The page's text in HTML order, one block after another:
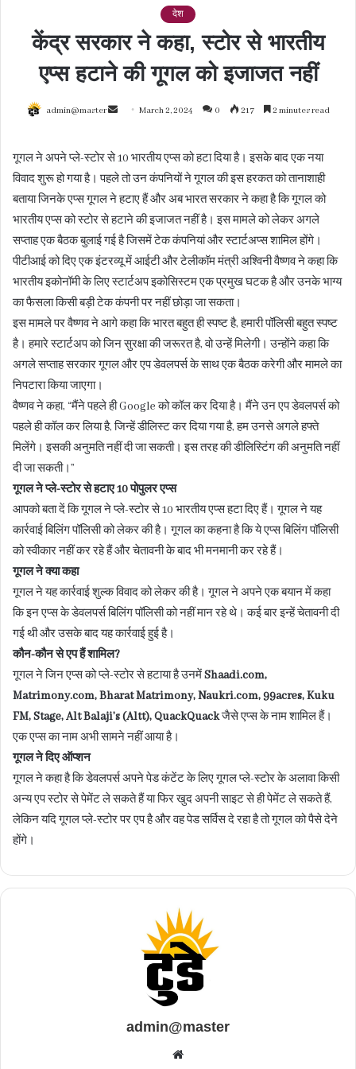
देश
केंद्र सरकार ने कहा, स्टोर से भारतीय
एप्स हटाने की गूगल को इजाजत नहीं
admin@master
Send March 2, 2024 0 217 2 minutes read
गूगल ने अपने प्ले-स्टोर से 10 भारतीय एप्स को हटा दिया है। इसके बाद एक नया
विवाद शुरू हो गया है। पहले तो उन कंपनियों ने गूगल की इस हरकत को तानाशाही
बताया जिनके एप्स गूगल ने हटाए हैं और अब भारत सरकार ने कहा है कि गूगल को
भारतीय एप्स को स्टोर से हटाने की इजाजत नहीं है। इस मामले को लेकर अगले
सप्ताह एक बैठक बुलाई गई है जिसमें टेक कंपनियां और स्टार्टअप्स शामिल होंगे।
पीटीआई को दिए एक इंटरव्यू में आईटी और टेलीकॉम मंत्री अश्विनी वैष्णव ने कहा कि
भारतीय इकोनॉमी के लिए स्टार्टअप इकोसिस्टम एक प्रमुख घटक है और उनके भाग्य
का फैसला किसी बड़ी टेक कंपनी पर नहीं छोड़ा जा सकता।
इस मामले पर वैष्णव ने आगे कहा कि भारत बहुत ही स्पष्ट है, हमारी पॉलिसी बहुत स्पष्ट
है। हमारे स्टार्टअप को जिन सुरक्षा की जरूरत है, वो उन्हें मिलेगी। उन्होंने कहा कि
अगले सप्ताह सरकार गूगल और एप डेवलपर्स के साथ एक बैठक करेगी और मामले का
निपटारा किया जाएगा।
वैष्णव ने कहा, “मैंने पहले ही Google को कॉल कर दिया है। मैंने उन एप डेवलपर्स को
पहले ही कॉल कर लिया है, जिन्हें डीलिस्ट कर दिया गया है, हम उनसे अगले हफ्ते
मिलेंगे। इसकी अनुमति नहीं दी जा सकती। इस तरह की डीलिस्टिंग की अनुमति नहीं
दी जा सकती।”
गूगल ने प्ले-स्टोर से हटाए 10 पोपुलर एप्स
आपको बता दें कि गूगल ने प्ले-स्टोर से 10 भारतीय एप्स हटा दिए हैं। गूगल ने यह
कार्रवाई बिलिंग पॉलिसी को लेकर की है। गूगल का कहना है कि ये एप्स बिलिंग पॉलिसी
को स्वीकार नहीं कर रहे हैं और चेतावनी के बाद भी मनमानी कर रहे हैं।
गूगल ने क्या कहा
गूगल ने यह कार्रवाई शुल्क विवाद को लेकर की है। गूगल ने अपने एक बयान में कहा
कि इन एप्स के डेवलपर्स बिलिंग पॉलिसी को नहीं मान रहे थे। कई बार इन्हें चेतावनी दी
गई थी और उसके बाद यह कार्रवाई हुई है।
कौन-कौन से एप हैं शामिल?
गूगल ने जिन एप्स को प्ले-स्टोर से हटाया है उनमेंShaadi.com,
Matrimony.com, Bharat Matrimony, Naukri.com, 99acres, Kuku
FM, Stage, Alt Balaji’s (Altt), QuackQuackजैसे एप्स के नाम शामिल हैं।
एक एप्स का नाम अभी सामने नहीं आया है।
गूगल ने दिए ऑप्शन
गूगल ने कहा है कि डेवलपर्स अपने पेड कंटेंट के लिए गूगल प्ले-स्टोर के अलावा किसी
अन्य एप स्टोर से पेमेंट ले सकते हैं या फिर खुद अपनी साइट से ही पेमेंट ले सकते हैं,
लेकिन यदि गूगल प्ले-स्टोर पर एप है और वह पेड सर्विस दे रहा है तो गूगल को पैसे देने
होंगे।
admin@master
Website